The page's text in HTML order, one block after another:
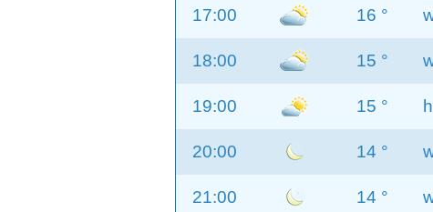
17:00 16 °
18:00 15 °
19:00 15 °
20:00 14 °
21:00 14 °